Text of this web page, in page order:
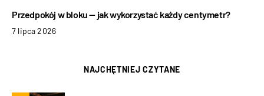
Przedpokój w bloku — jak wykorzystać każdy centymetr?
7 lipca 2026
NAJCHĘTNIEJ CZYTANE